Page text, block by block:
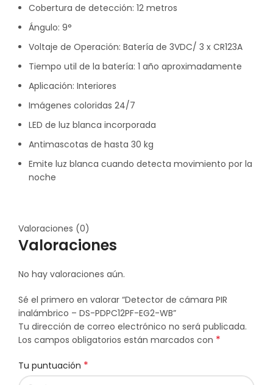
Cobertura de detección: 12 metros
Ángulo: 9°
Voltaje de Operación: Batería de 3VDC/ 3 x CR123A
Tiempo util de la batería: 1 año aproximadamente
Aplicación: Interiores
Imágenes coloridas 24/7
LED de luz blanca incorporada
Antimascotas de hasta 30 kg
Emite luz blanca cuando detecta movimiento por la
noche
Valoraciones (0)
Valoraciones
No hay valoraciones aún.
Sé el primero en valorar “Detector de cámara PIR
inalámbrico – DS-PDPC12PF-EG2-WB”
Tu dirección de correo electrónico no será publicada.
Los campos obligatorios están marcados con *
Tu puntuación *